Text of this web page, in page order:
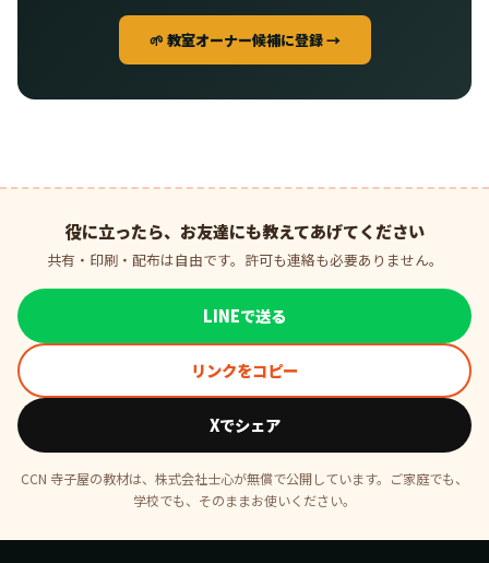
🌱 教室オーナー候補に登録 →
役に立ったら、お友達にも教えてあげてください
共有・印刷・配布は自由です。許可も連絡も必要ありません。
LINEで送る
リンクをコピー
Xでシェア
CCN 寺子屋の教材は、株式会社士心が無償で公開しています。ご家庭でも、
学校でも、そのままお使いください。